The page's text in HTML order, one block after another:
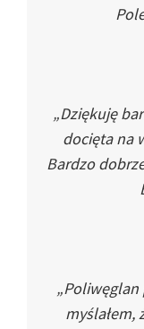
„Dziękuję
docięta na
Bardzo
„Poliwęglan
myślałem,